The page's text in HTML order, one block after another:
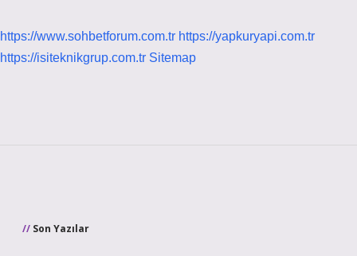
https://www.sohbetforum.com.tr https://yapkuryapi.com.tr
https://isiteknikgrup.com.tr Sitemap
Son Yazılar